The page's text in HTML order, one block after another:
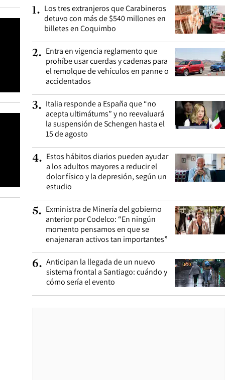
1. Los tres extranjeros que Carabineros
detuvo con más de $540 millones en
billetes en Coquimbo
2. Entra en vigencia reglamento que
prohíbe usar cuerdas y cadenas para
el remolque de vehículos en panne o
accidentados
3. Italia responde a España que “no
acepta ultimátums” y no reevaluará
la suspensión de Schengen hasta el
15 de agosto
4. Estos hábitos diarios pueden ayudar
a los adultos mayores a reducir el
dolor físico y la depresión, según un
estudio
5. Exministra de Minería del gobierno
anterior por Codelco: “En ningún
momento pensamos en que se
enajenaran activos tan importantes”
6. Anticipan la llegada de un nuevo
sistema frontal a Santiago: cuándo y
cómo sería el evento